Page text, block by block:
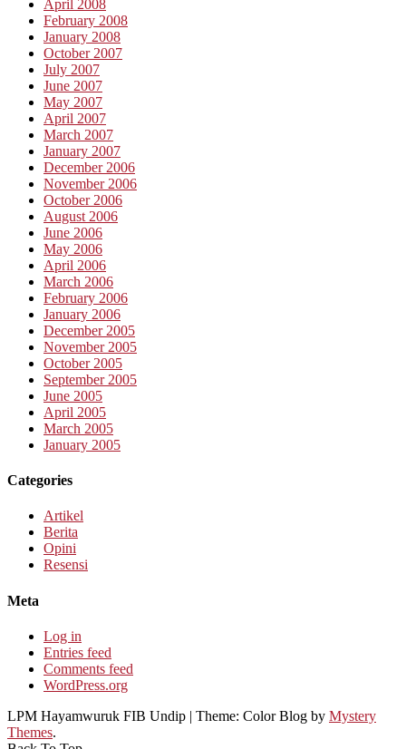
April 2008
February 2008
January 2008
October 2007
July 2007
June 2007
May 2007
April 2007
March 2007
January 2007
December 2006
November 2006
October 2006
August 2006
June 2006
May 2006
April 2006
March 2006
February 2006
January 2006
December 2005
November 2005
October 2005
September 2005
June 2005
April 2005
March 2005
January 2005
Categories
Artikel
Berita
Opini
Resensi
Meta
Log in
Entries feed
Comments feed
WordPress.org
LPM Hayamwuruk FIB Undip | Theme: Color Blog by Mystery
Themes.